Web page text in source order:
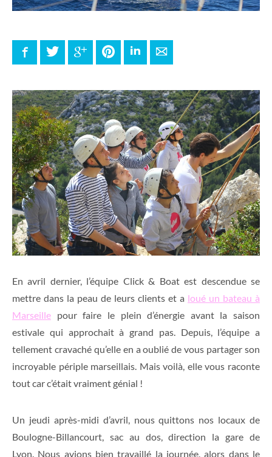
FacebookTwitter Google+ PinterestLinkedInE-mail
En avril dernier, l’équipe Click & Boat est descendue se
mettre dans la peau de leurs clients et a loué un bateau à
Marseille pour faire le plein d’énergie avant la saison
estivale qui approchait à grand pas. Depuis, l’équipe a
tellement cravaché qu’elle en a oublié de vous partager son
incroyable périple marseillais. Mais voilà, elle vous raconte
tout car c’était vraiment génial !
Un jeudi après-midi d’avril, nous quittons nos locaux de
Boulogne-Billancourt, sac au dos, direction la gare de
Lyon. Nous avions bien travaillé la journée, alors dans le